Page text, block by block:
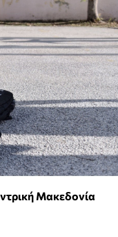
Μακεδονία